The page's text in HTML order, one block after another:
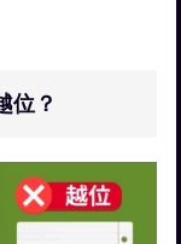
位？